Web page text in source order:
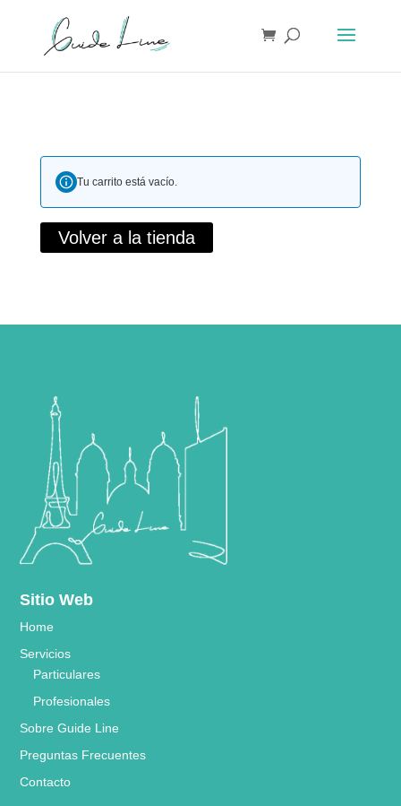
Tu carrito está vacío.
Volver a la tienda
Sitio Web
Home
Servicios
Particulares
Profesionales
Sobre Guide Line
Preguntas Frecuentes
Contacto